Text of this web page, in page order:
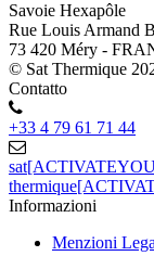
Savoie Hexapôle
Rue Louis Armand
73 420 Méry -
© Sat Thermique
Contatto
+33 4 79 61 71 44
Informazioni
Menzioni